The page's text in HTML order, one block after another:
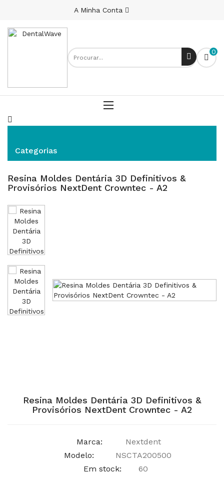
A Minha Conta
0
Categorias
Resina Moldes Dentária 3D Definitivos &
Provisórios NextDent Crowntec - A2
Resina Moldes Dentária 3D Definitivos &
Provisórios NextDent Crowntec - A2
Marca:
Nextdent
Modelo:
NSCTA200500
Em stock:
60